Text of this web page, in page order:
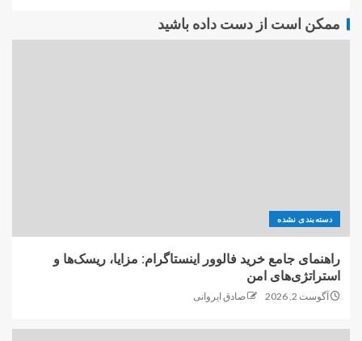
ممکن است از دست داده باشید
دسته‌بندی نشده
راهنمای جامع خرید فالوور اینستاگرام: مزایا، ریسک‌ها و
استراتژی‌های امن
آگوست 2, 2026 صادق ایروانی